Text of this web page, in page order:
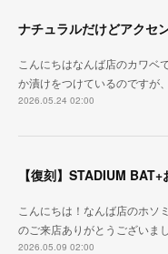
ナチュラルだけどアクセ
こんにちはなんば店のカワベ
か漬けをつけているのですが
2026.05.24 02:00
【復刻】STADIUM
こんにちは！なんば店のホソ
のご来店ありがとうございま
2026.05.09 02:00